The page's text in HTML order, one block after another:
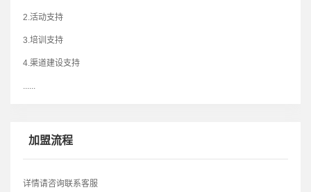
2.活动支持
3.培训支持
4.渠道建设支持
加盟流程
详情请咨询联系客服